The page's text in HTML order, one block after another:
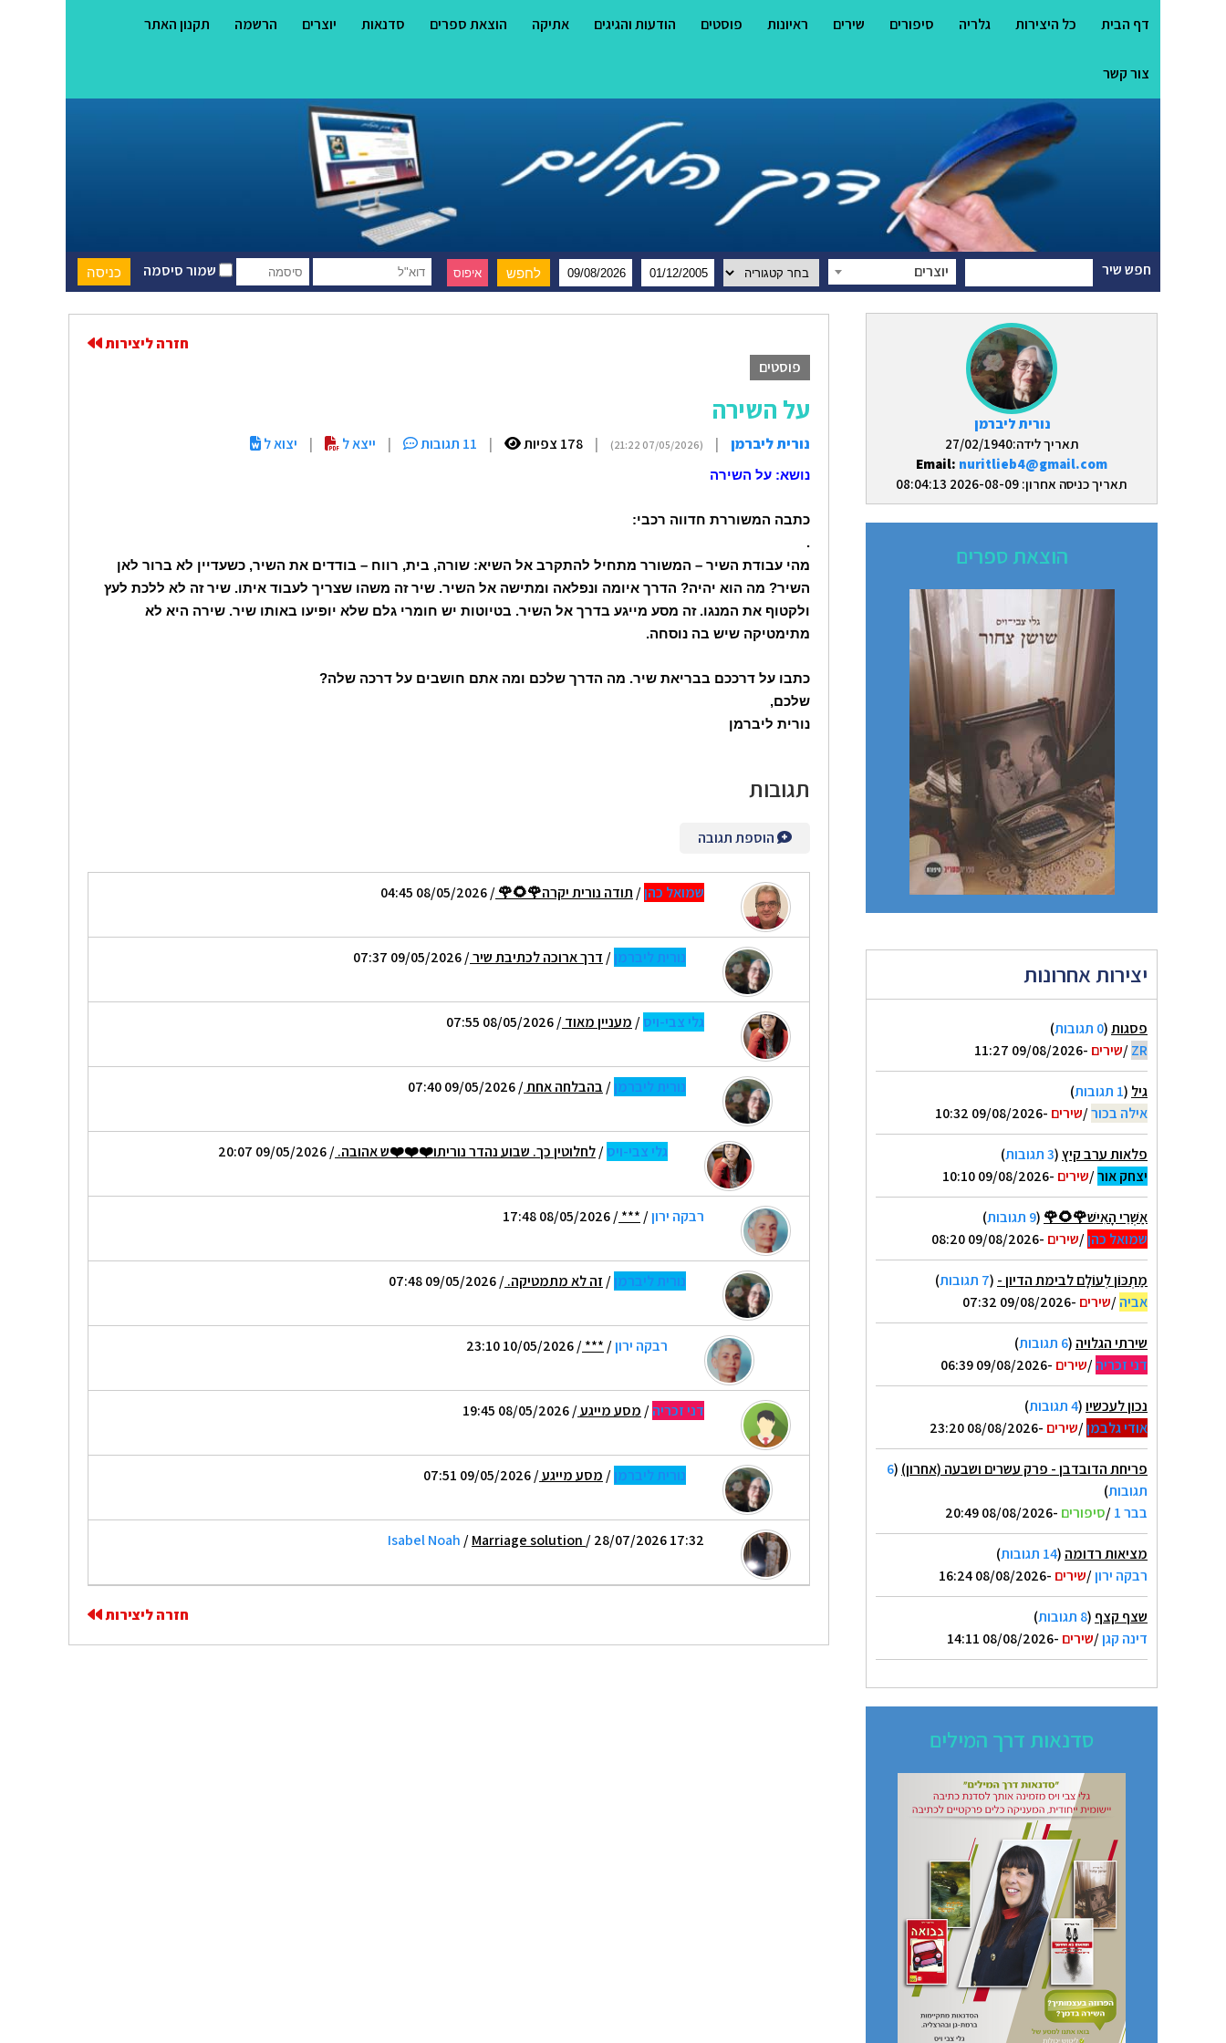
דף הבית כל היצירות גלריה סיפורים שירים ראיונות פוסטים הודעות והגיגים אתיקה הוצאת ספרים סדנאות יוצרים הרשמה תקנון האתר
צור קשר
שמור סיסמה חפש שיר יוצרים
נורית ליברמן
תאריך לידה:27/02/1940
Email: nuritlieb4@gmail.com
תאריך כניסה אחרון: 2026-08-09 08:04:13
הוצאת ספרים
יצירות אחרונות
פסגות(0 תגובות
)
ZR
/שירים -09/08/2026 11:27
גיל (1 תגובות
)
אילה בכור/שירים -09/08/2026 10:32
פלאות ערב קיץ(3 תגובות
)
יצחק אור/שירים -09/08/2026 10:10
אַשְׁרֵי הָאִישׁ🌹🌻🌹 (9 תגובות
)
שמואל כהן/שירים -09/08/2026 08:20
מַתְכּוֹן לְעוֹלָם לבימת הדיון - (7 תגובות
)
אביה/שירים -09/08/2026 07:32
שירתי הגלויה (6 תגובות
)
דני זכריה/שירים -09/08/2026 06:39
נכון לעכשיו(4 תגובות
)
אודי גלבמן/שירים -08/08/2026 23:20
פריחת הדובדבן - פרק עשרים ושבעה (אחרון) (
6
תגובות)
בבר 1
/סיפורים -08/08/2026 20:49
מציאות רדומה (14 תגובות
)
רבקה ירון/שירים -08/08/2026 16:24
שצף קצף (8 תגובות
)
דינה קגן/שירים -08/08/2026 14:11
סדנאות דרך המילים
חזרה ליצירות
פוסטים
על השירה
נורית ליברמן |
(07/05/2026 21:22)
| 178 צפיות | 11 תגובות | ייצא ל | יצוא ל
נושא: על השירה
כתבה המשוררת חדווה רכבי:
.
מהי עבודת השיר – המשורר מתחיל להתקרב אל השיא: שורה, בית, רווח – בודדים את השיר, כשעדיין לא ברור לאן
השיר? מה הוא יהיה? הדרך איומה ונפלאה ומתישה אל השיר. שיר זה משהו שצריך לעבוד איתו. שיר זה לא ללכת לעץ
ולקטוף את המנגו. זה מסע מייגע בדרך אל השיר. בטיוטות יש חומרי גלם שלא יופיעו באותו שיר. שירה היא לא
מתימטיקה שיש בה נוסחה.
כתבו על דרככם בבריאת שיר. מה הדרך שלכם ומה אתם חושבים על דרכה שלה?
שלכם,
נורית ליברמן
תגובות
הוספת תגובה
שמואל כהן/תודה נורית יקרה🌹🌻🌹/ 08/05/2026 04:45
נורית ליברמן/דרך ארוכה לכתיבת שיר/ 09/05/2026 07:37
גלי צבי-ויס/מעניין מאוד/ 08/05/2026 07:55
נורית ליברמן/בהבלחה אחת/ 09/05/2026 07:40
גלי צבי-ויס/לחלוטין כך. שבוע נהדר נוריתו❤️❤️❤️ש אהובה./ 09/05/2026 20:07
רבקה ירון/
***
/ 08/05/2026 17:48
נורית ליברמן/זה לא מתמטיקה./ 09/05/2026 07:48
רבקה ירון/
***
/ 10/05/2026 23:10
דני זכריה/מסע מייגע/ 08/05/2026 19:45
נורית ליברמן/מסע מייגע/ 09/05/2026 07:51
Isabel Noah/Marriage solution/ 28/07/2026 17:32
חזרה ליצירות